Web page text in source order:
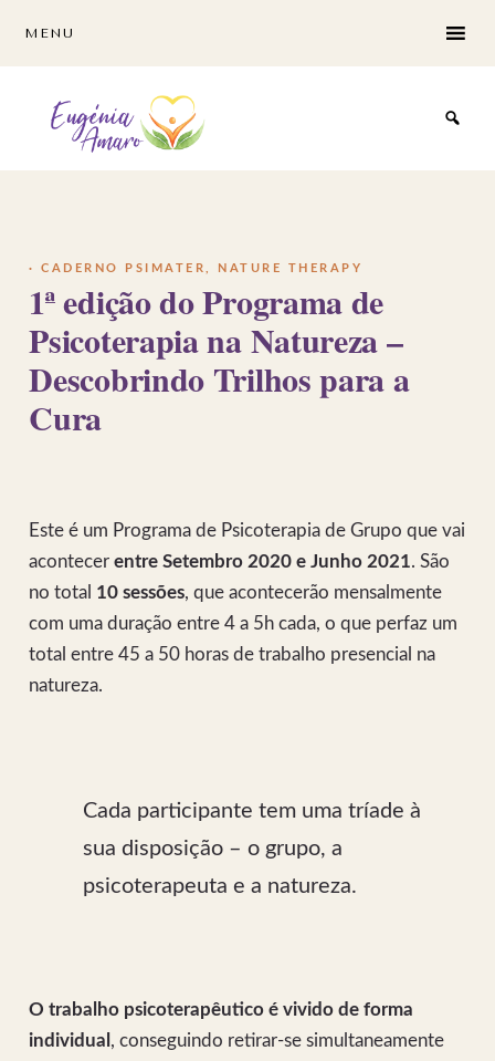
content
MENU
1ª edição do Programa de
Psicoterapia na Natureza –
Descobrindo Trilhos para a
Cura
·CADERNO PSIMATER NATURE THERAPY
Este é um Programa de Psicoterapia de Grupo que vai
acontecerentre Setembro 2020 e Junho 2021. São
no total 10 sessões, que acontecerão mensalmente
com uma duração entre 4 a 5h cada, o que perfaz um
total entre 45 a 50 horas de trabalho presencial na
natureza.
Cada participante tem uma tríade à
sua disposição – o grupo, a
psicoterapeuta e a natureza.
O trabalho psicoterapêutico é vivido de forma
individual , conseguindo retirar-se simultaneamente